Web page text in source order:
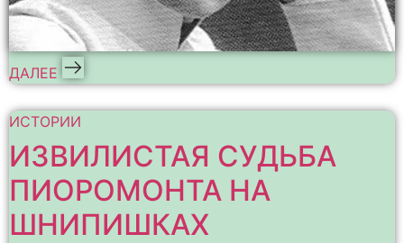
ДАЛЕЕ
ИСТОРИИ
ИЗВИЛИСТАЯ СУДЬБА
ПИОРОМОНТА НА
ШНИПИШКАХ